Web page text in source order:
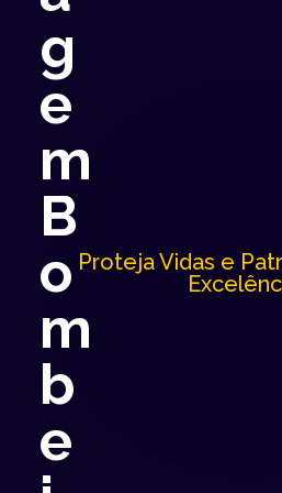
g
e
m
B
o
m
b
e
Proteja Vidas e